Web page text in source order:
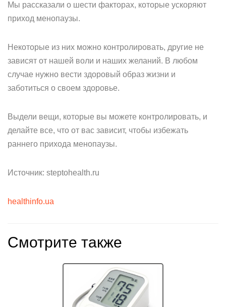
Мы рассказали о шести факторах, которые ускоряют
приход менопаузы.
Некоторые из них можно контролировать, другие не
зависят от нашей воли и наших желаний. В любом
случае нужно вести здоровый образ жизни и
заботиться о своем здоровье.
Выдели вещи, которые вы можете контролировать, и
делайте все, что от вас зависит, чтобы избежать
раннего прихода менопаузы.
Источник: steptohealth.ru
healthinfo.ua
Смотрите также